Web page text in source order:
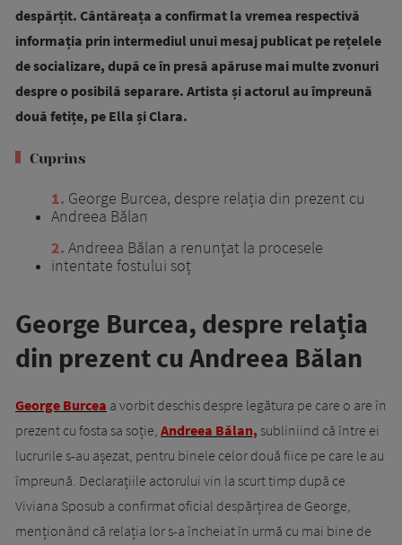
despărțit. Cântăreața a confirmat la vremea respectivă
informația prin intermediul unui mesaj publicat pe rețelele
de socializare, după ce în presă apăruse mai multe zvonuri
despre o posibilă separare. Artista și actorul au împreună
două fetițe, pe Ella și Clara.
Cuprins
1 George Burcea, despre relația din prezent cu
Andreea Bălan
2 Andreea Bălan a renunțat la procesele
intentate fostului soț
George Burcea, despre relația
din prezent cu Andreea Bălan
George Burcea a vorbit deschis despre legătura pe care o are în
prezent cu fosta sa soție, Andreea Bălan, subliniind că între ei
lucrurile s-au așezat, pentru binele celor două fiice pe care le au
împreună. Declarațiile actorului vin la scurt timp după ce
Viviana Sposub a confirmat oficial despărțirea de George,
menționând că relația lor s-a încheiat în urmă cu mai bine de